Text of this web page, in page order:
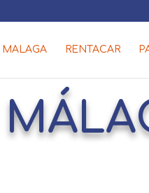
MALAGA RENTACAR